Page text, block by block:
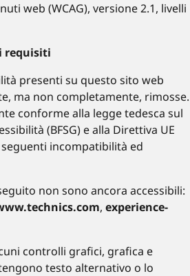
web (WCAG), versione 2.1, livelli
requisiti
presenti su questo sito web
ma non completamente, rimosse.
conforme alla legge tedesca sul
(BFSG) e alla Direttiva UE
incompatibilità ed
non sono ancora accessibili:
, experience-
controlli grafici, grafica e
testo alternativo o lo